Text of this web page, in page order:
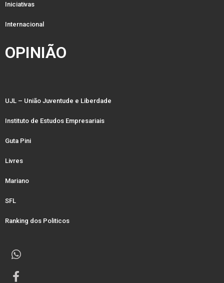
Iniciativas
Internacional
OPINIÃO
UJL – União Juventude e Liberdade
Instituto de Estudos Empresariais
Guta Pini
Livres
Mariano
SFL
Ranking dos Politicos